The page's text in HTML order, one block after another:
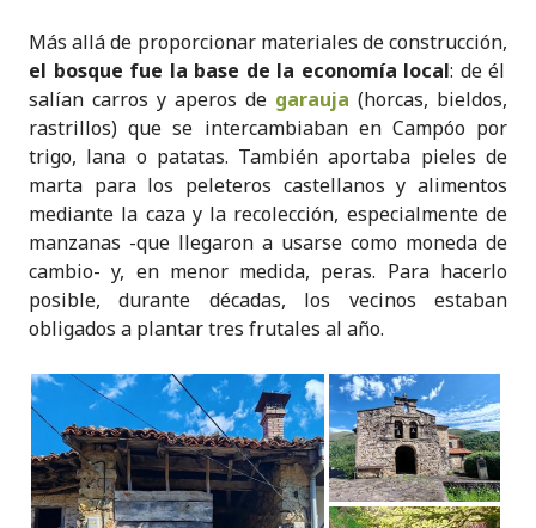
Más allá de proporcionar materiales de construcción,
el bosque fue la base de la economía local: de él
salían carros y aperos de garauja (horcas, bieldos,
rastrillos) que se intercambiaban en Campóo por
trigo, lana o patatas. También aportaba pieles de
marta para los peleteros castellanos y alimentos
mediante la caza y la recolección, especialmente de
manzanas -que llegaron a usarse como moneda de
cambio- y, en menor medida, peras. Para hacerlo
posible, durante décadas, los vecinos estaban
obligados a plantar tres frutales al año.